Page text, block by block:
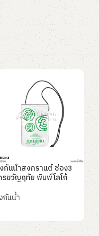
กันน้ำสงกรานต์ ช่อง3
รขวัญฤทัย พิมพ์โลโก้
กันน้ำ
ซ
โล
ซ